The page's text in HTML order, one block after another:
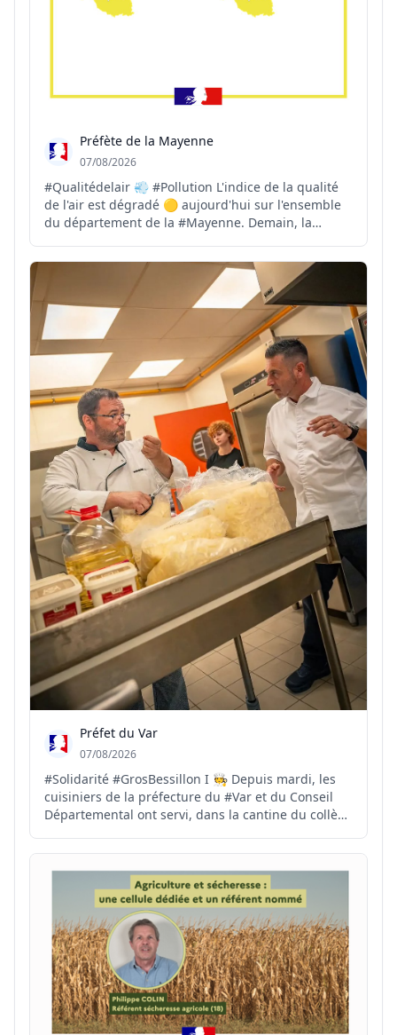
Préfète de la Mayenne
07/08/2026
#Qualitédelair 💨 #Pollution L'indice de la qualité
de l'air est dégradé 🟡 aujourd'hui sur l'ensemble
du département de la #Mayenne. Demain, la
🟡, avec quelques secteurs localisés où l'indice
pourra être mauvais 🔴. ℹ️ Plus d'infos 👉 http://air...
Préfet du Var
07/08/2026
#Solidarité #GrosBessillon I 🧑‍🍳 Depuis mardi, les
cuisiniers de la préfecture du #Var et du Conseil
Départemental ont servi, dans la cantine du collège
sapeurs-pompiers. 🍅 Ce soir, les dons de produits
par les agriculteurs varois vont permettre de...